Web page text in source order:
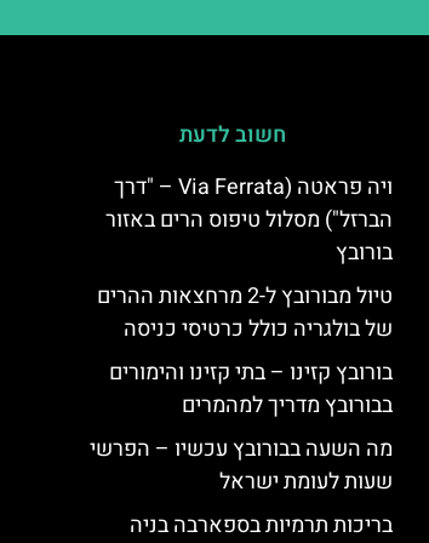
חשוב לדעת
ויה פראטה (Via Ferrata – "דרך
הברזל") מסלול טיפוס הרים באזור
בורובץ
טיול מבורובץ ל-2 מרחצאות ההרים
של בולגריה כולל כרטיסי כניסה
בורובץ קזינו – בתי קזינו והימורים
בבורובץ מדריך למהמרים
מה השעה בבורובץ עכשיו – הפרשי
שעות לעומת ישראל
בריכות תרמיות בספארבה בניה